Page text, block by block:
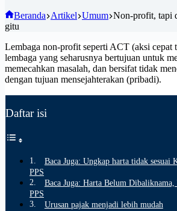
Beranda Artikel Umum Non-profit, tapi
gitu
Lembaga non-profit seperti ACT (aksi cepat
lembaga yang seharusnya bertujuan untuk
memecahkan masalah, dan bersifat tidak
dengan tujuan mensejahterakan (pribadi).
Daftar isi
Baca Juga: Ungkap harta tidak sesuai
PPS
Baca Juga: Harta Belum
PPS
Urusan pajak menjadi lebih mudah